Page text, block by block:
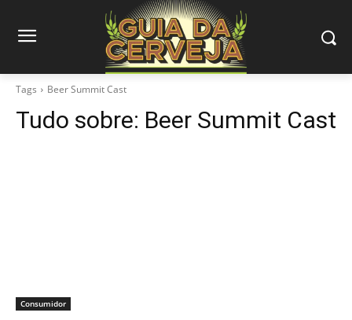
Tags Beer Summit Cast
Tudo sobre: Beer Summit Cast
Consumidor